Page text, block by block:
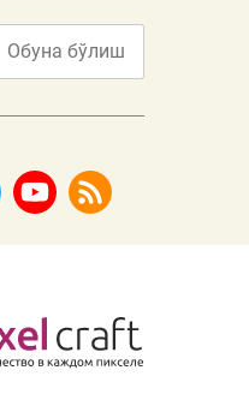
Обуна бўлиш